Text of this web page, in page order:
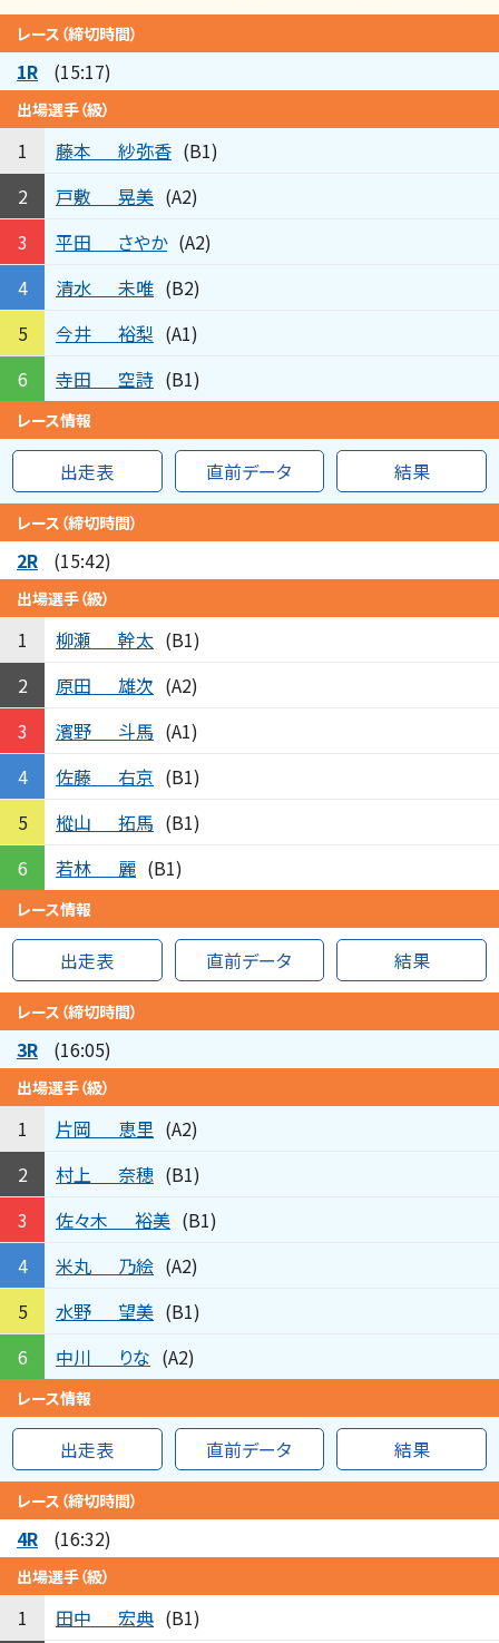
レース（締切時間）
1R (15:17)
出場選手（級）
1 藤本 紗弥香 (B1)
2
戸敷 晃美 (A2)
3
平田 さやか (A2)
4
清水 未唯 (B2)
5
今井 裕梨 (A1)
6
寺田 空詩 (B1)
レース情報
出走表 直前データ 結果
レース（締切時間）
2R (15:42)
出場選手（級）
1 柳瀬 幹太 (B1)
2
原田 雄次 (A2)
3
濱野 斗馬 (A1)
4
佐藤 右京 (B1)
5
樅山 拓馬 (B1)
6
若林 麗 (B1)
レース情報
出走表 直前データ 結果
レース（締切時間）
3R (16:05)
出場選手（級）
1 片岡 恵里 (A2)
2
村上 奈穂 (B1)
3
佐々木 裕美 (B1)
4
米丸 乃絵 (A2)
5
水野 望美 (B1)
6
中川 りな (A2)
レース情報
出走表 直前データ 結果
レース（締切時間）
4R (16:32)
出場選手（級）
1 田中 宏典 (B1)